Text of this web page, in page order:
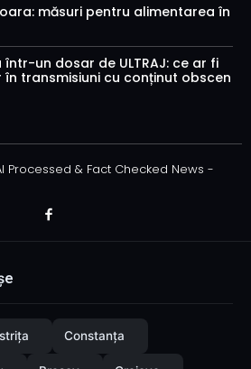
măsuri pentru alimentarea în
într-un dosar de ULTRAJ: ce ar fi
în transmisiuni cu conținut obscen
Processed & Fact Checked News -
Constanța